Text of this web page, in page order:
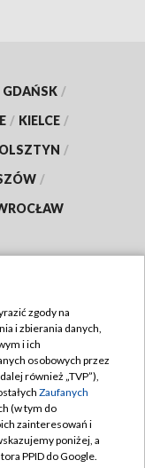
GDAŃSK /
/ KIELCE /
OLSZTYN /
/
zgody na
i zbierania danych,
i ich
osobowych przez
również „TVP”),
Zaufanych
(w tym do
zainteresowań i
poniżej, a
PPID do Google.